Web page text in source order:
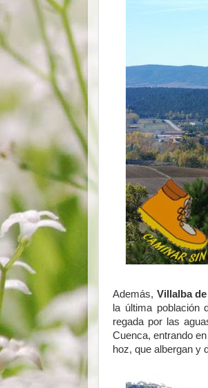
Además, Villalba
la última población
regada por las
Cuenca, entrando
hoz, que albergan y